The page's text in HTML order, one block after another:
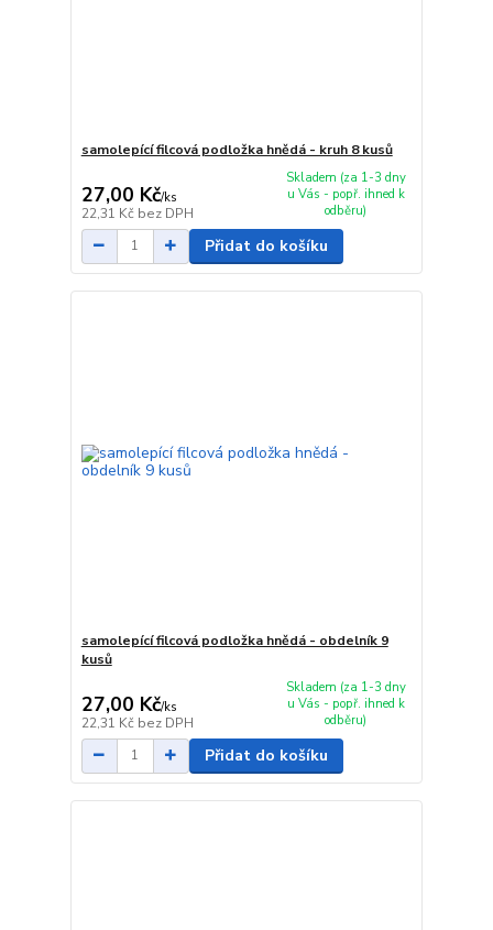
samolepící filcová podložka hnědá - kruh 8 kusů
27,00 Kč/ks
22,31 Kč bez DPH
Skladem (za 1-3 dny
u Vás - popř. ihned k
odběru)
Přidat do košíku
samolepící filcová podložka hnědá - obdelník 9
kusů
27,00 Kč/ks
22,31 Kč bez DPH
Skladem (za 1-3 dny
u Vás - popř. ihned k
odběru)
Přidat do košíku